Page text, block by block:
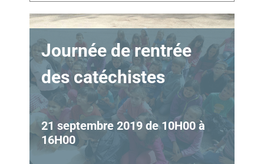
Journée de rentrée
des catéchistes
21 septembre 2019 de 10H00à
16H00